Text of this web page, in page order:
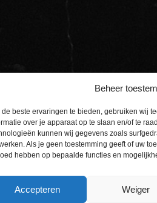
Beheer
de beste ervaringen te bieden, gebruiken wij
over je apparaat op te slaan en/of te
kunnen wij gegevens zoals
Als je geen toestemming geeft of uw
hebben op bepaalde functies en
Accepteren Weiger